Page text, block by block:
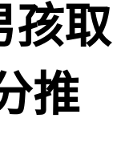
孩取
推